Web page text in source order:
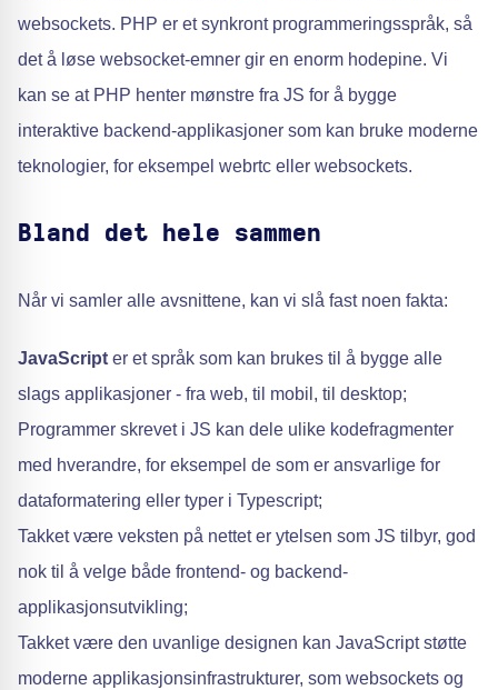
websockets. PHP er et synkront programmeringsspråk, så
det å løse websocket-emner gir en enorm hodepine. Vi
kan se at PHP henter mønstre fra JS for å bygge
interaktive backend-applikasjoner som kan bruke moderne
teknologier, for eksempel webrtc eller websockets.
Bland det hele sammen
Når vi samler alle avsnittene, kan vi slå fast noen fakta:
JavaScript er et språk som kan brukes til å bygge alle
slags applikasjoner - fra web, til mobil, til desktop;
Programmer skrevet i JS kan dele ulike kodefragmenter
med hverandre, for eksempel de som er ansvarlige for
dataformatering eller typer i Typescript;
Takket være veksten på nettet er ytelsen som JS tilbyr, god
nok til å velge både frontend- og backend-
applikasjonsutvikling;
Takket være den uvanlige designen kan JavaScript støtte
moderne applikasjonsinfrastrukturer, som websockets og